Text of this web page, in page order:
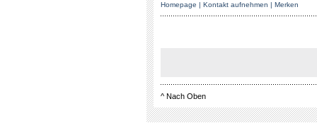
Homepage | Kontakt aufnehmen | Merken
^ Nach Oben